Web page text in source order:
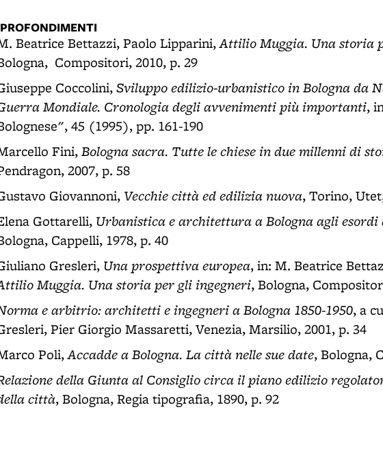
Beatrice Bettazzi, Paolo Lipparini,Attilio Muggia. Una storia
Compositori, 2010, p. 29
Coccolini,Sviluppo edilizio-urbanistico in Bologna da
Mondiale. Cronologia degli avvenimenti più importanti,
45 (1995), pp. 161-190
Fini,Bologna sacra. Tutte le chiese in due millenni di
2007, p. 58
Giovannoni, Vecchie città ed edilizia nuova, Torino,
Gottarelli, Urbanistica e architettura a Bologna agli
Cappelli, 1978, p. 40
Gresleri, Una prospettiva europea, in: M. Beatrice
Muggia. Una storia per gli ingegneri, Bologna,
e arbitrio: architetti e ingegneri a Bologna 1850-1950, a
Pier Giorgio Massaretti, Venezia, Marsilio, 2001, p. 34
Poli,Accadde a Bologna. La città nelle sue date, Bologna,
della Giunta al Consiglio circa il piano edilizio
città, Bologna, Regia tipografia, 1890, p. 92